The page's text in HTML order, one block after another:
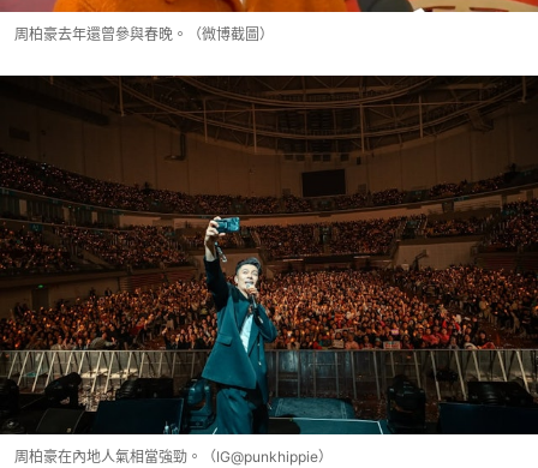
周柏豪去年還曾參與春晚。（微博截圖）
周柏豪在內地人氣相當強勁。（IG@punkhippie）